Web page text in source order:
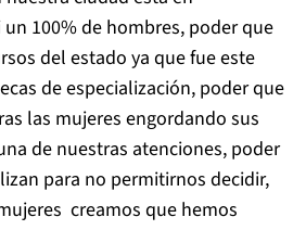
100% de hombres, poder que
del estado ya que fue este
de especialización, poder que
las mujeres engordando sus
de nuestras atenciones, poder
para no permitirnos decidir,
creamos que hemos